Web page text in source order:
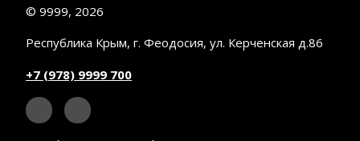
© 9999, 2026
Республика Крым, г. Феодосия, ул. Керченская д.86
+7 (978) 9999 700